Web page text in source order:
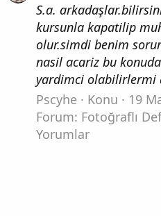
S.a.
kursunla kapatilip
olur.simdi benim
nasil acariz bu
yardimci olabilirlermi
Pscyhe
Konu 19
Forum: Fotoğraflı
Yorumlar